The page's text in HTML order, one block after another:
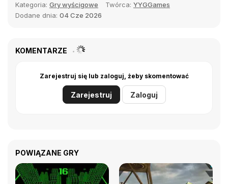
Kategoria: Gry wyścigowe Twórca: YYGGames
Dodane dnia: 04 Cze 2026
KOMENTARZE
Zarejestruj się lub zaloguj, żeby skomentować
Zarejestruj Zaloguj
POWIĄZANE GRY